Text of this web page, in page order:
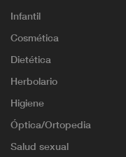
Infantil
Cosmética
Dietética
Herbolario
Higiene
Óptica/Ortopedia
Salud sexual